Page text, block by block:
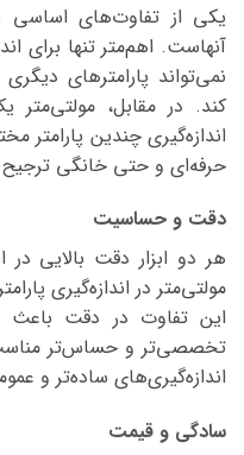
یکی از تفاوت‌های اساسی
آنهاست. اهم‌متر تنها برای
نمی‌تواند پارامترهای دیگری
کند. در مقابل، مولتی‌متر
اندازه‌گیری چندین پارامتر
حرفه‌ای و حتی خانگی ترجیح
دقت و حساسیت
هر دو ابزار دقت بالایی در
مولتی‌متر در اندازه‌گیری
این تفاوت در دقت باعث
تخصصی‌تر و حساس‌تر
اندازه‌گیری‌های ساده‌تر و
سادگی و قیمت